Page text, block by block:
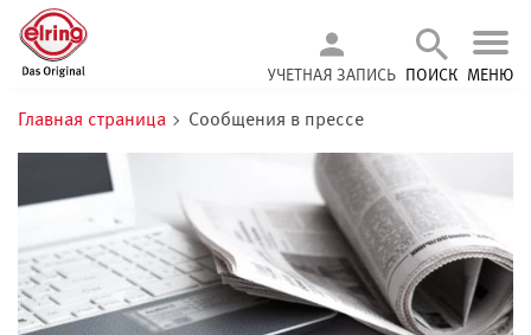
УЧЕТНАЯ ЗАПИСЬ ПОИСК МЕНЮ
Главная страница Сообщения в прессе